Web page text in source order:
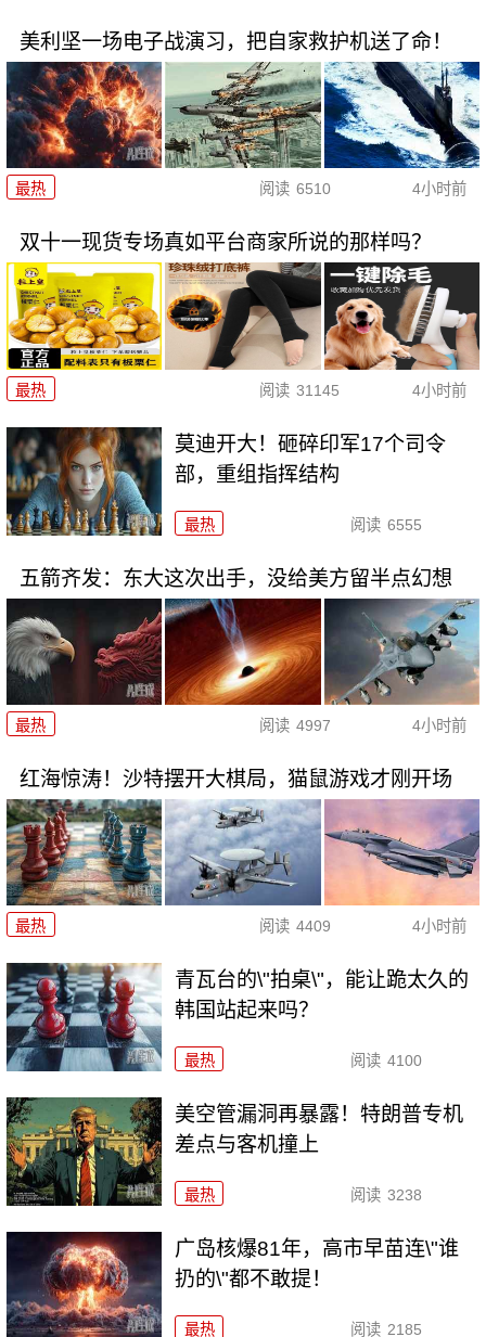
美利坚一场电子战演习，把自家救护机送了命！
最热 阅读 6510 4小时前
双十一现货专场真如平台商家所说的那样吗？
最热 阅读 31145 4小时前
莫迪开大！砸碎印军17个司令
部，重组指挥结构
最热 阅读 6555
五箭齐发：东大这次出手，没给美方留半点幻想
最热 阅读 4997 4小时前
红海惊涛！沙特摆开大棋局，猫鼠游戏才刚开场
最热 阅读 4409 4小时前
青瓦台的\"拍桌\"，能让跪太久的
韩国站起来吗？
最热 阅读 4100
美空管漏洞再暴露！特朗普专机
差点与客机撞上
最热 阅读 3238
广岛核爆81年，高市早苗连\"谁
扔的\"都不敢提！
最热 阅读 2185